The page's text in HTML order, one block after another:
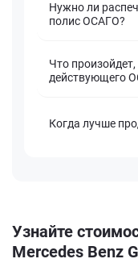
Нужно ли
полис ОСАГО?
Что произойдет,
действующего
Когда лучше
Узнайте
Mercedes Benz